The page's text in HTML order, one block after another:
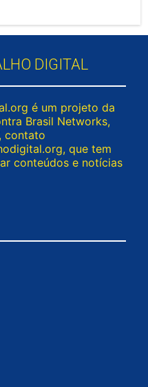
DIGITAL
é um projeto da
Brasil Networks,
contato
, que tem
conteúdos e notícias